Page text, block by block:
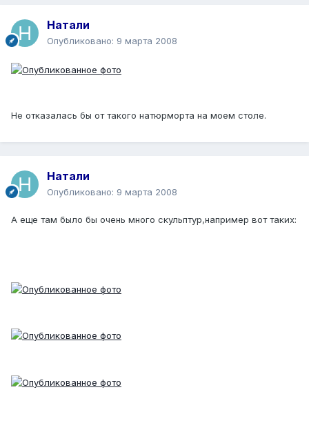
Натали
Опубликовано: 9 марта 2008
Не отказалась бы от такого натюрморта на моем столе.
Натали
Опубликовано: 9 марта 2008
А еще там было бы очень много скульптур,например вот таких: